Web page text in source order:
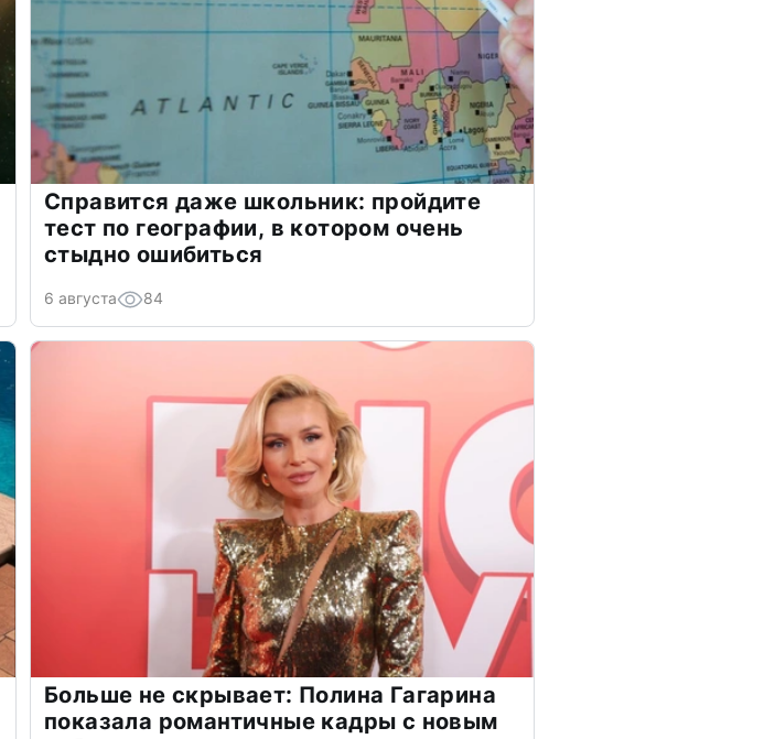
Справится даже школьник: пройдите
тест по географии, в котором очень
стыдно ошибиться
6 августа 84
Больше не скрывает: Полина Гагарина
показала романтичные кадры с новым